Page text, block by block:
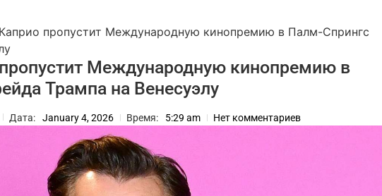
барабанщик рок-группы Scorpions Джеймс Коттак: что известно о его жизни
тату: Мистецтво Вираження та Стилю
Рей выпустила главную музыкальную тему 007 First Light
Мейджорса, звезду Marvel, признали виновным в нападении на
Украина-2001” Александра Николаенко посетила новогоднюю вечеринку
Of The Rings – Gollum GTX 1080 и 16 ГБ RAM — системные требования
пропустит Международную кинопремию в Палм-Спрингс
Международную кинопремию в
Трампа на Венесуэлу
Дата: January 4, 2026 Время: 5:29 am Нет комментариев